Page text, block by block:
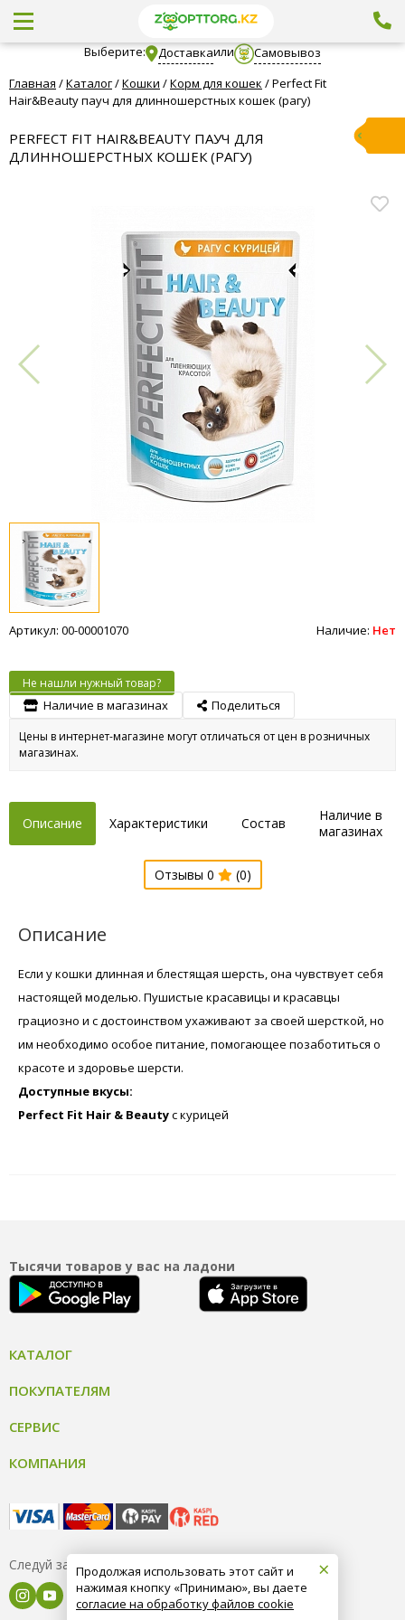
Выберите: Доставкаили
Самовывоз
Главная /Каталог/Кошки /Корм для кошек /Perfect Fit
Hair&Beauty пауч для длинношерстных кошек (рагу)
PERFECT FIT HAIR&BEAUTY ПАУЧ ДЛЯ
ДЛИННОШЕРСТНЫХ КОШЕК (РАГУ)
Артикул: 00-00001070 Наличие: Нет
Не нашли нужный товар?
Наличие в магазинах Поделиться
Цены в интернет-магазине могут отличаться от цен в розничных
магазинах.
Описание Характеристики Состав
Наличие в
магазинах
Отзывы 0 (0)
Описание
Если у кошки длинная и блестящая шерсть, она чувствует себя
настоящей моделью. Пушистые красавицы и красавцы
грациозно и с достоинством ухаживают за своей шерсткой, но
им необходимо особое питание, помогающее позаботиться о
красоте и здоровье шерсти.
Доступные вкусы:
Perfect Fit Hair & Beautyс курицей
Тысячи товаров у вас на ладони
КАТАЛОГ
ПОКУПАТЕЛЯМ
СЕРВИС
КОМПАНИЯ
Следуй за нами ×
Продолжая использовать этот сайт и
нажимая кнопку «Принимаю», вы даете
согласие на обработку файлов cookie